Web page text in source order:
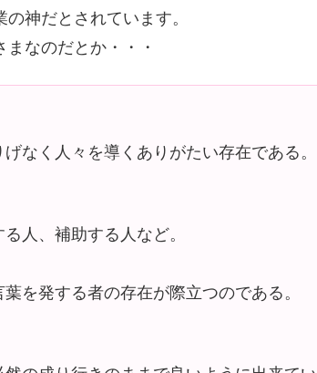
神だとされています。
なのだとか・・・
なく人々を導くありがたい存在である。
人、補助する人など。
を発する者の存在が際立つのである。